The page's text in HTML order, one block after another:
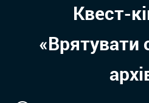
Квест-
«Врятувати